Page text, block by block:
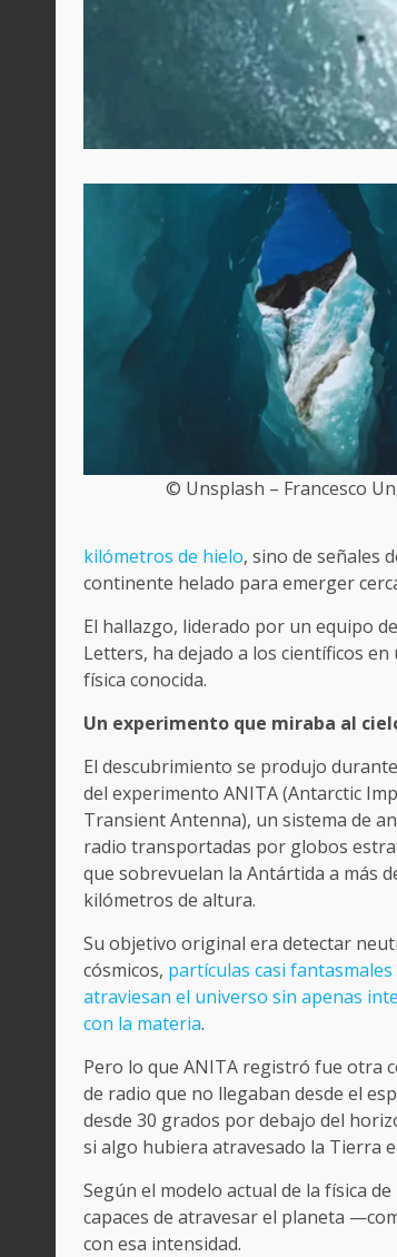
© Unsplash – Francesco
kilómetros de hielo, sino de señales
continente helado para emerger
El hallazgo, liderado por un equipo
Letters, ha dejado a los científicos
física conocida.
Un experimento que miraba al
El descubrimiento se produjo
del experimento ANITA (Antarctic
Transient Antenna), un sistema de
radio transportadas por globos
que sobrevuelan la Antártida a más
kilómetros de altura.
Su objetivo original era detectar
cósmicos, partículas casi fantasmales
atraviesan el universo sin apenas
con la materia.
Pero lo que ANITA registró fue otra
de radio que no llegaban desde el
desde 30 grados por debajo del
si algo hubiera atravesado la Tierra
Según el modelo actual de la física
capaces de atravesar el planeta
con esa intensidad.